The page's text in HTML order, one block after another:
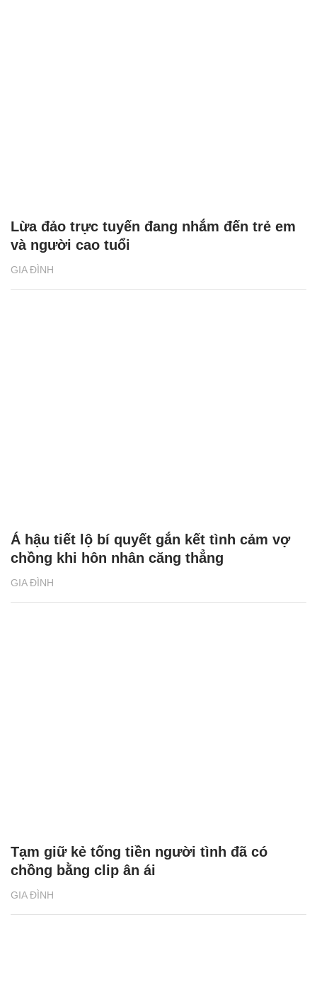
GIA ĐÌNH
Lừa đảo trực tuyến đang nhắm đến trẻ em
và người cao tuổi
GIA ĐÌNH
Á hậu tiết lộ bí quyết gắn kết tình cảm vợ
chồng khi hôn nhân căng thẳng
GIA ĐÌNH
Tạm giữ kẻ tống tiền người tình đã có
chồng bằng clip ân ái